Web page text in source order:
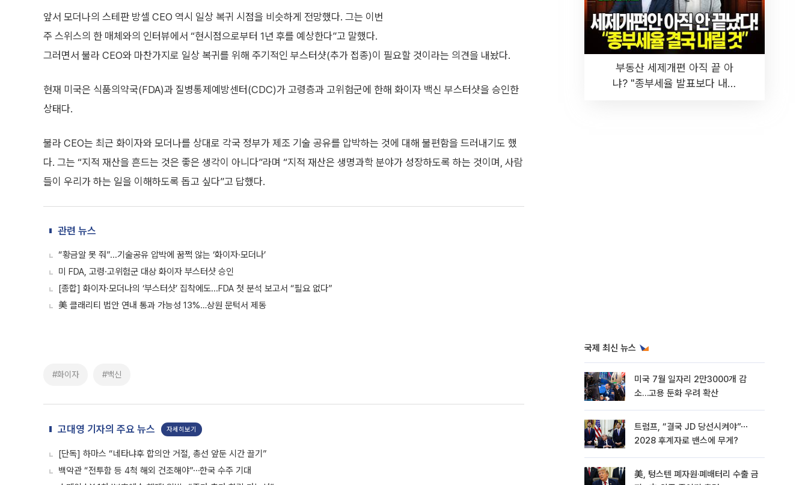
앞서 모더나의 스테판 방셀 CEO 역시 일상 복귀 시점을 비슷하게 전망했다. 그는 이번
주 스위스의 한 매체와의 인터뷰에서 “현시점으로부터 1년 후를 예상한다”고 말했다.
그러면서 불라 CEO와 마찬가지로 일상 복귀를 위해 주기적인 부스터샷(추가 접종)이 필요할 것이라는 의견을 내놨다.
현재 미국은 식품의약국(FDA)과 질병통제예방센터(CDC)가 고령층과 고위험군에 한해 화이자 백신 부스터샷을 승인한
상태다.
불라 CEO는 최근 화이자와 모더나를 상대로 각국 정부가 제조 기술 공유를 압박하는 것에 대해 불편함을 드러내기도 했
다. 그는 “지적 재산을 흔드는 것은 좋은 생각이 아니다”라며 “지적 재산은 생명과학 분야가 성장하도록 하는 것이며, 사람
들이 우리가 하는 일을 이해하도록 돕고 싶다”고 답했다.
관련 뉴스
“황금알 못 줘”...기술공유 압박에 꿈쩍 않는 ‘화이자·모더나’
미 FDA, 고령·고위험군 대상 화이자 부스터샷 승인
[종합] 화이자·모더나의 ‘부스터샷’ 집착에도...FDA 첫 분석 보고서 “필요 없다”
美 클래리티 법안 연내 통과 가능성 13%…상원 문턱서 제동
#화이자 #백신
고대영 기자의 주요 뉴스 자세히보기
[단독] 하마스 “네타냐후 합의안 거절, 총선 앞둔 시간 끌기”
백악관 “전투함 등 4척 해외 건조해야”⋯한국 수주 기대
부동산 세제개편 아직 끝 아
냐? "종부세율 발표보다 내릴
국제 최신 뉴스
미국 7월 일자리 2만3000개 감
소…고용 둔화 우려 확산
트럼프, “결국 JD 당선시켜야”⋯
2028 후계자로 밴스에 무게?
美, 텅스텐 폐자원·폐배터리 수출 금